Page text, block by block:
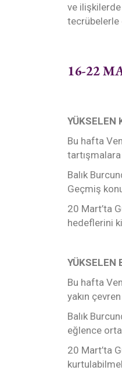
ve ilişkilerde
tecrübelerle
16-22
YÜKSELEN
Bu hafta
Balık
Geçmiş
20 Mart’ta
hedeflerini
YÜKSELEN
Bu hafta
yakın
Balık
eğlence
20 Mart’ta